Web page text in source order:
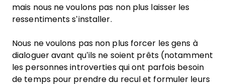
mais nous ne voulons pas non plus laisser les
ressentiments s’installer.
Nous ne voulons pas non plus forcer les gens à
dialoguer avant qu’ils ne soient prêts (notamment
les personnes introverties qui ont parfois besoin
de temps pour prendre du recul et formuler leurs